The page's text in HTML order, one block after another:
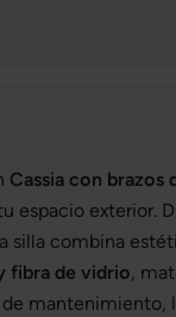
Cassia con brazos
espacio exterior.
silla combina
fibra de vidrio,
mantenimiento,